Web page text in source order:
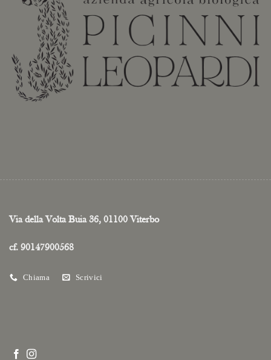
Via della Volta Buia 36, 01100 Viterbo
cf. 90147900568
Chiama Scrivici